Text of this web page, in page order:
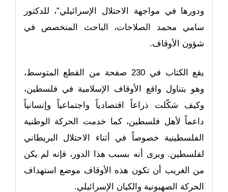
ودورها في مواجهة الاحتلال الإسرائيلي”، للدكتور
سامي محمد الصلاحات، الباحث المتخصص في
شؤون الأوقاف.
يقع الكتاب في 230 صفحة من القطع المتوسط،
وهو يتناول واقع الأوقاف الإسلامية في فلسطين،
وكيف شكّلت ذراعاً اقتصادياً واجتماعياً وإنسانياً
داعماً لأهل فلسطين، كما خدمت الحركة الوطنية
الفلسطينية خصوصاً في أثناء الاحتلال البريطاني
لفلسطين. ويرى أنه بسبب هذا الدور، فإنه لم يكن
من الغريب أن تكون هذه الأوقاف موضع استهداف
الحركة الصهيونية والكيان الإسرائيلي.